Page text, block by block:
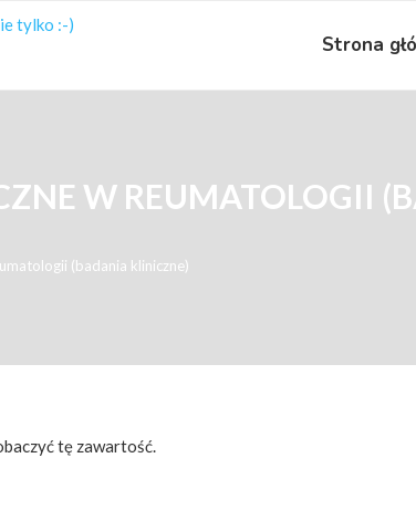
Strona
W REUMATOLOGII
(badania kliniczne)
tę zawartość.